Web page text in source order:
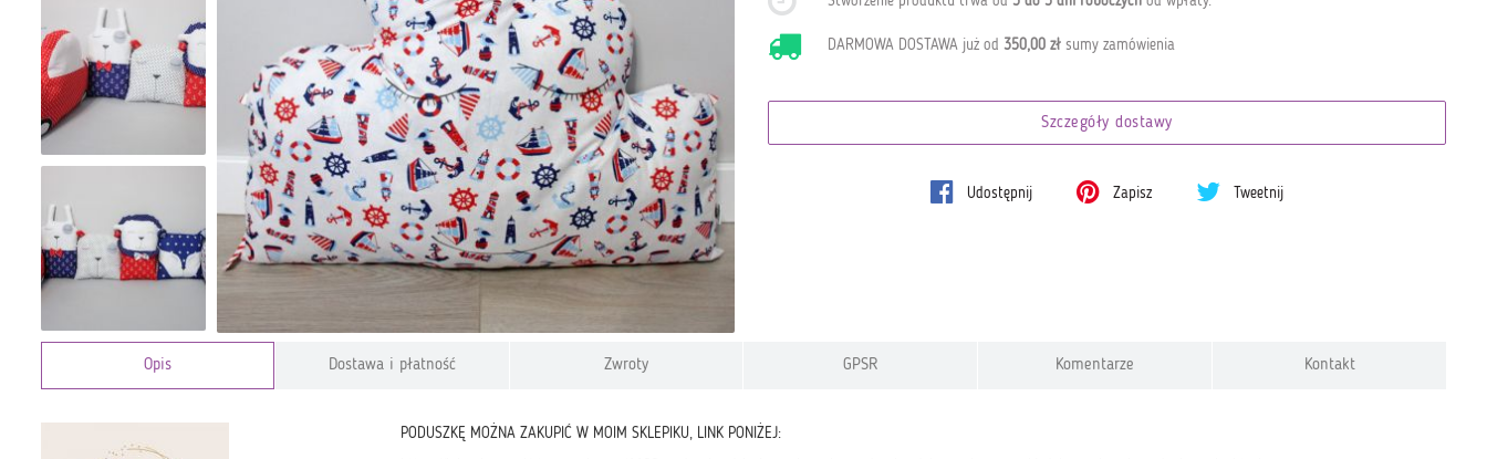
DARMOWA DOSTAWA już od 350,00 złsumy zamówienia
Szczegóły dostawy
Udostępnij Zapisz Tweetnij
Opis Dostawa i płatność Zwroty GPSR Komentarze Kontakt
PODUSZKĘ MOŻNA ZAKUPIĆ W MOIM SKLEPIKU, LINK PONIŻEJ: